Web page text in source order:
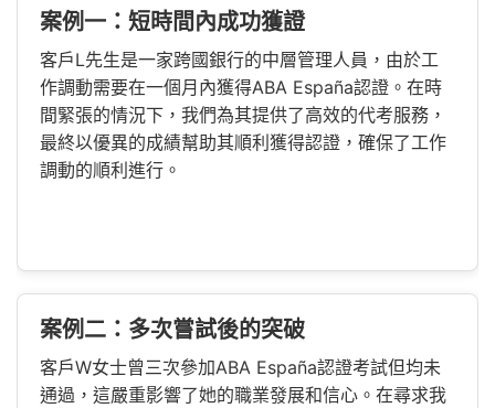
案例一：短時間內成功獲證
客戶L先生是一家跨國銀行的中層管理人員，由於工
作調動需要在一個月內獲得ABA España認證。在時
間緊張的情況下，我們為其提供了高效的代考服務，
最終以優異的成績幫助其順利獲得認證，確保了工作
調動的順利進行。
案例二：多次嘗試後的突破
客戶W女士曾三次參加ABA España認證考試但均未
通過，這嚴重影響了她的職業發展和信心。在尋求我